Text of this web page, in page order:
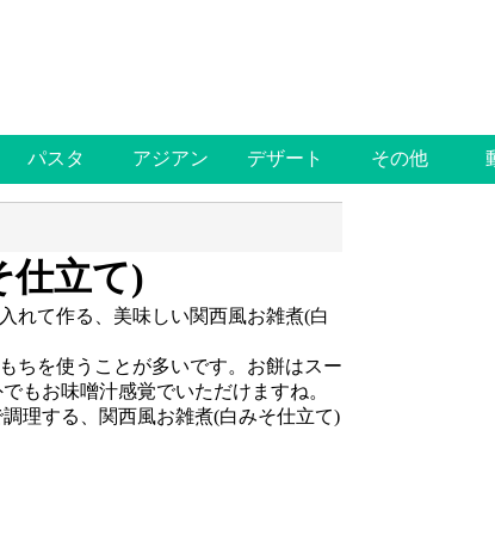
パスタ アジアン デザート その他
仕立て)
れて作る、美味しい関西風お雑煮(白
ちを使うことが多いです。お餅はスー
もお味噌汁感覚でいただけますね。
理する、関西風お雑煮(白みそ仕立て)